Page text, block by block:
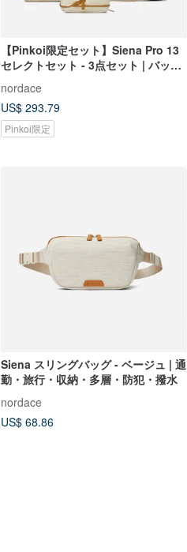
【Pinkoi限定セット】Siena Pro 13
セレクトセット - 3点セット | バック
パック＆オーガナイザー
nordace
US$ 293.79
Pinkoi限定
Siena スリングバッグ - ベージュ | 通
勤・旅行・収納・多層・防犯・撥水
nordace
US$ 68.86